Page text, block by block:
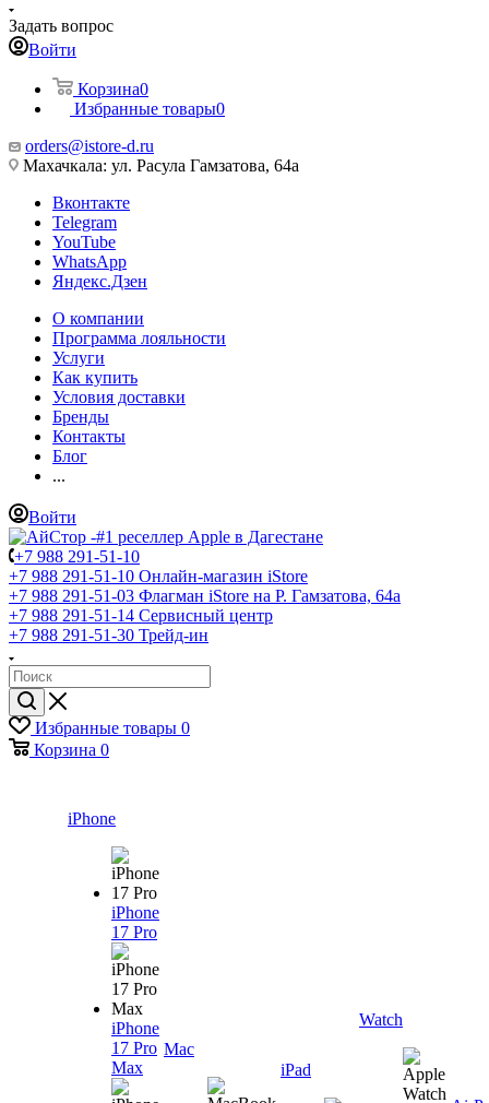
Задать вопрос
Войти
Корзина0
Избранные товары0
orders@istore-d.ru
Махачкала: ул. Расула Гамзатова, 64а
Вконтакте
Telegram
YouTube
WhatsApp
Яндекс.Дзен
О компании
Программа лояльности
Услуги
Как купить
Условия доставки
Бренды
Контакты
Блог
...
Войти
+7 988 291-51-10
+7 988 291-51-10 Онлайн-магазин iStore
+7 988 291-51-03 Флагман iStore на Р. Гамзатова, 64а
+7 988 291-51-14 Сервисный центр
+7 988 291-51-30 Трейд-ин
Избранные товары 0
Корзина 0
iPhone
iPhone
17 Pro
iPhone
17 Pro
Max
Mac
iPad
Watch